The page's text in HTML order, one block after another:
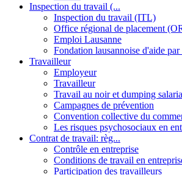
Inspection du travail (...
Inspection du travail (ITL)
Office régional de placement
Emploi Lausanne
Fondation lausannoise d'aide
Travailleur
Employeur
Travailleur
Travail au noir et dumping
Campagnes de prévention
Convention collective du
Les risques psychosociaux en
Contrat de travail: règ...
Contrôle en entreprise
Conditions de travail en
Participation des travailleurs